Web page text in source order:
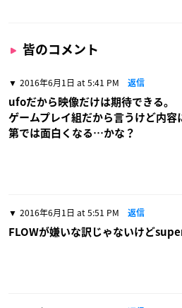
皆のコメント
2016年6月1日 at 5:41 PM 返信
ufoだから映像だけは期待できる。
ゲームプレイ組だから言うけど内
第では面白くなる…かな？
2016年6月1日 at 5:51 PM 返信
FLOWが嫌いな訳じゃないけど